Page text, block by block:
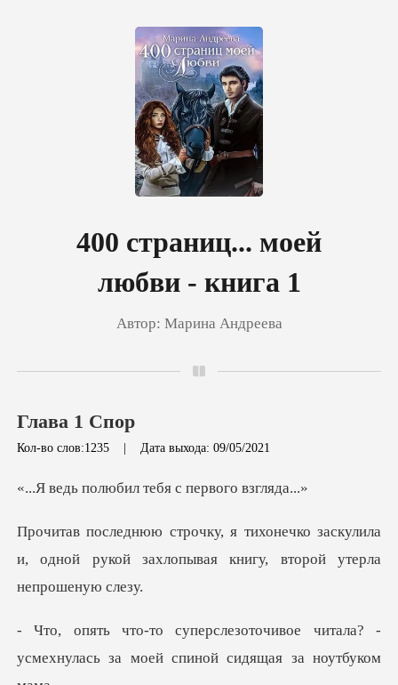
История чтения
Выйти
400 страниц... моей
любви - книга 1
Автор: Марина Андреева
Глава 1 Спор
Кол-во слов:1235 |Дата выхода: 09/05/2021
бил тебя с перв
о заскулила
и, одной рукой захлопывая
ивое читала? -
усмехнулась за мое